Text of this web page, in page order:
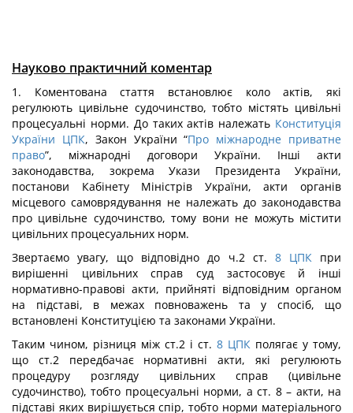
Науково практичний коментар
1. Коментована стаття встановлює коло актів, які
регулюють цивільне судочинство, тобто містять цивільні
процесуальні норми. До таких актів належать Конституція
України ЦПК, Закон України “Про міжнародне приватне
право”, міжнародні договори України. Інші акти
законодавства, зокрема Укази Президента України,
постанови Кабінету Міністрів України, акти органів
місцевого самоврядування не належать до законодавства
про цивільне судочинство, тому вони не можуть містити
цивільних процесуальних норм.
Звертаємо увагу, що відповідно до ч.2 ст. 8 ЦПКпри
вирішенні цивільних справ суд застосовує й інші
нормативно-правові акти, прийняті відповідним органом
на підставі, в межах повноважень та у спосіб, що
встановлені Конституцією та законами України.
Таким чином, різниця між ст.2 і ст. 8 ЦПК полягає у тому,
що ст.2 передбачає нормативні акти, які регулюють
процедуру розгляду цивільних справ (цивільне
судочинство), тобто процесуальні норми, а ст. 8 – акти, на
підставі яких вирішується спір, тобто норми матеріального